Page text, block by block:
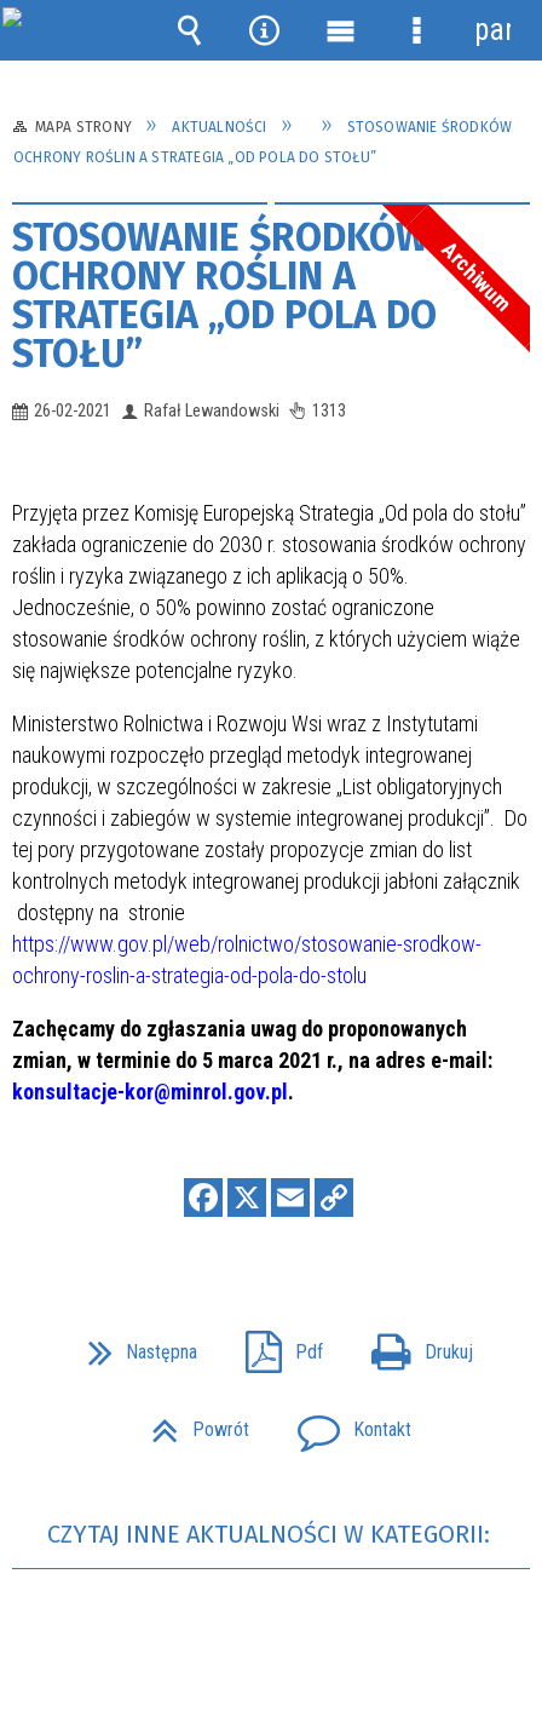
MAPA STRONY AKTUALNOŚCI
STOSOWANIE ŚRODKÓW
OCHRONY ROŚLIN A STRATEGIA „OD POLA DO STOŁU”
STOSOWANIE ŚRODKÓW
OCHRONY ROŚLIN A
STRATEGIA „OD POLA DO
STOŁU”
Archiwum
26-02-2021 Rafał Lewandowski 1313
Przyjęta przez Komisję Europejską Strategia „Od pola do stołu”
zakłada ograniczenie do 2030 r. stosowania środków ochrony
roślin i ryzyka związanego z ich aplikacją o 50%.
Jednocześnie, o 50% powinno zostać ograniczone
stosowanie środków ochrony roślin, z których użyciem wiąże
się największe potencjalne ryzyko.
Ministerstwo Rolnictwa i Rozwoju Wsi wraz z Instytutami
naukowymi rozpoczęło przegląd metodyk integrowanej
produkcji, w szczególności w zakresie „List obligatoryjnych
czynności i zabiegów w systemie integrowanej produkcji”. Do
tej pory przygotowane zostały propozycje zmian do list
kontrolnych metodyk integrowanej produkcji jabłoni załącznik
dostępny na stronie
https://www.gov.pl/web/rolnictwo/stosowanie-srodkow-
ochrony-roslin-a-strategia-od-pola-do-stolu
Zachęcamy do zgłaszania uwag do proponowanych
zmian, w terminie do 5 marca 2021 r., na adres e-mail:
konsultacje-kor@minrol.gov.pl.
Następna Pdf Drukuj
Powrót Kontakt
CZYTAJ INNE AKTUALNOŚCI W KATEGORII:
Wyszukiwarka
Narzędzia
Menu Menu
panel